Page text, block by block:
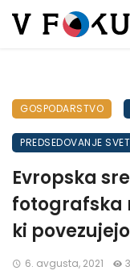
GOSPODARSTVO
PREDSEDOVANJE
Evropska
fotografska
ki
6. avgusta, 2021